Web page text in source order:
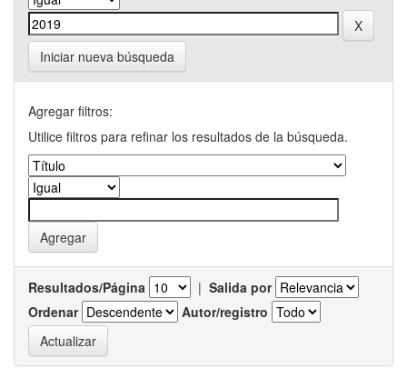
Iniciar nueva búsqueda
Agregar filtros:
Utilice filtros para refinar los resultados de la búsqueda.
Resultados/Página | Salida por
Ordenar
Autor/registro